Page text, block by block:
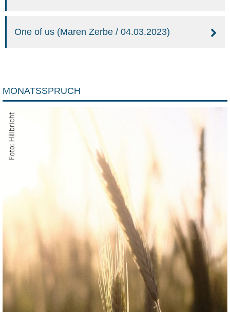
One of us (Maren Zerbe / 04.03.2023)
MONATSSPRUCH